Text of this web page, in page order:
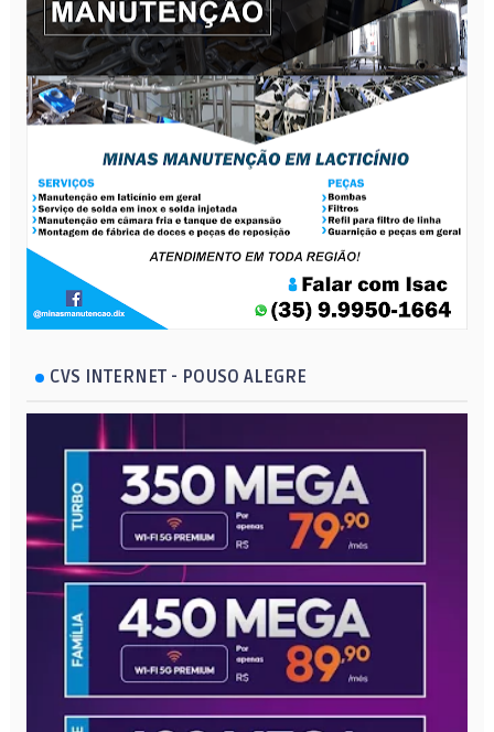
CVS INTERNET - POUSO ALEGRE